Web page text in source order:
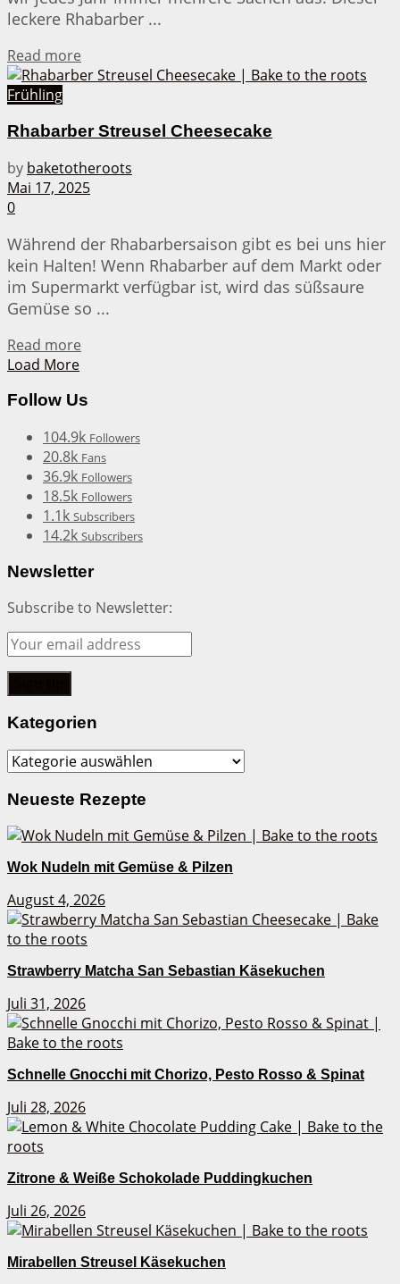
leckere Rhabarber ...
Read more
Frühling
Rhabarber Streusel Cheesecake
by baketotheroots
Mai 17, 2025
0
Während der Rhabarbersaison gibt es bei uns hier
kein Halten! Wenn Rhabarber auf dem Markt oder
im Supermarkt verfügbar ist, wird das süßsaure
Gemüse so ...
Read more
Load More
Follow Us
104.9k Followers
20.8k Fans
36.9k Followers
18.5k Followers
1.1k Subscribers
14.2k Subscribers
Newsletter
Subscribe to Newsletter:
Kategorien
Kategorien
Neueste Rezepte
Wok Nudeln mit Gemüse & Pilzen
August 4, 2026
Strawberry Matcha San Sebastian Käsekuchen
Juli 31, 2026
Schnelle Gnocchi mit Chorizo, Pesto Rosso & Spinat
Juli 28, 2026
Zitrone & Weiße Schokolade Puddingkuchen
Juli 26, 2026
Mirabellen Streusel Käsekuchen